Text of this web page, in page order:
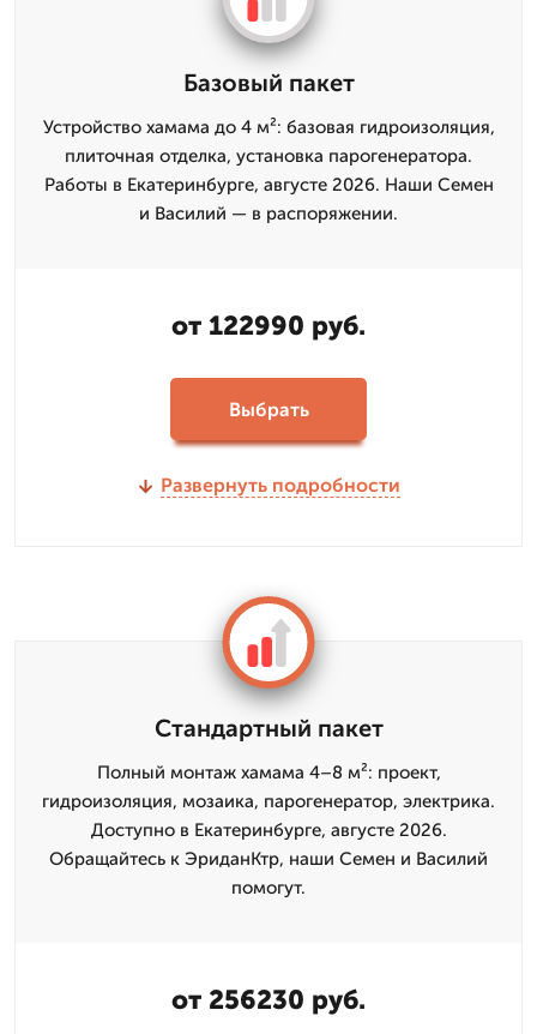
Базовый пакет
Устройство хамама до 4 м²: базовая гидроизоляция,
плиточная отделка, установка парогенератора.
Работы в Екатеринбурге, августе 2026. Наши Семен
и Василий — в распоряжении.
от 122990 руб.
Выбрать
Развернуть подробности
Стандартный пакет
Полный монтаж хамама 4–8 м²: проект,
гидроизоляция, мозаика, парогенератор, электрика.
Доступно в Екатеринбурге, августе 2026.
Обращайтесь к ЭриданКтр, наши Семен и Василий
помогут.
от 256230 руб.